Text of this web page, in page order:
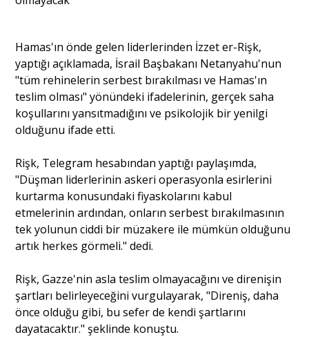
Ekonomi
Dünya
Söyleşi
Yazı Dizisi
Portre
Yazarlar
Hamas'ın önde gelen liderlerinden İzzet er-Rişk,
yaptığı açıklamada, İsrail Başbakanı Netanyahu'nun
"tüm rehinelerin serbest bırakılması ve Hamas'ın
teslim olması" yönündeki ifadelerinin, gerçek saha
koşullarını yansıtmadığını ve psikolojik bir yenilgi
olduğunu ifade etti.
Rişk, Telegram hesabından yaptığı paylaşımda,
"Düşman liderlerinin askeri operasyonla esirlerini
kurtarma konusundaki fiyaskolarını kabul
etmelerinin ardından, onların serbest bırakılmasının
tek yolunun ciddi bir müzakere ile mümkün olduğunu
artık herkes görmeli." dedi.
Rişk, Gazze'nin asla teslim olmayacağını ve direnişin
şartları belirleyeceğini vurgulayarak, "Direniş, daha
önce olduğu gibi, bu sefer de kendi şartlarını
dayatacaktır." şeklinde konuştu.